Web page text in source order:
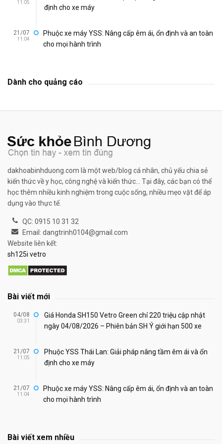
11:05
định cho xe máy
21/07
11:04
Phuộc xe máy YSS: Nâng cấp êm ái, ổn định và an toàn
cho mọi hành trình
Dành cho quảng cáo
dakhoabinhduong.com là một web/blog cá nhân, chủ yếu chia sẻ
kiến thức về y học, công nghệ và kiến thức... Tại đây, các bạn có thể
học thêm nhiều kinh nghiệm trong cuộc sống, nhiều mẹo vặt để áp
dụng vào thực tế.
QC: 0915 10 31 32
Email: dangtrinh0104@gmail.com
Website liên kết:
sh125i vetro
Bài viết mới
04/08
03:31
Giá Honda SH150 Vetro Green chỉ 220 triệu cập nhật
ngày 04/08/2026 – Phiên bản SH Ý giới hạn 500 xe
21/07
11:05
Phuộc YSS Thái Lan: Giải pháp nâng tầm êm ái và ổn
định cho xe máy
21/07
11:04
Phuộc xe máy YSS: Nâng cấp êm ái, ổn định và an toàn
cho mọi hành trình
Bài viết xem nhiều